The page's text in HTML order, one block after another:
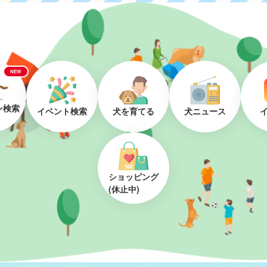
NEW
検索 イベント検索 犬を育てる 犬ニュース
ショッピング
(休止中)